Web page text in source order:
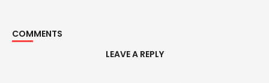
COMMENTS
LEAVE A REPLY